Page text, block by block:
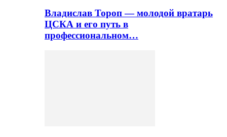
Владислав Тороп — молодой вратарь
ЦСКА и его путь в
профессиональном…